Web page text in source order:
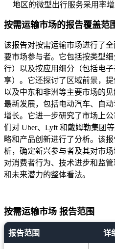
地区的微型出行服务采用率增
按需运输市场的报告覆盖范
该报告对按需运输市场进行了
要市场参与者。它包括按类型
行）以及按应用细分（包括电
享）。它还探讨了区域前景，
以及中东和非洲等主要市场的
最新发展，包括电动汽车、自
增长。它进一步研究了市场上
们对 Uber、Lyft 和戴姆勒集团
略和产品创新进行了分析。该
析，确定新兴参与者及其对市
对消费者行为、技术进步和监
和未来潜力的整体看法。
按需运输市场 报告范围
报告范围 详